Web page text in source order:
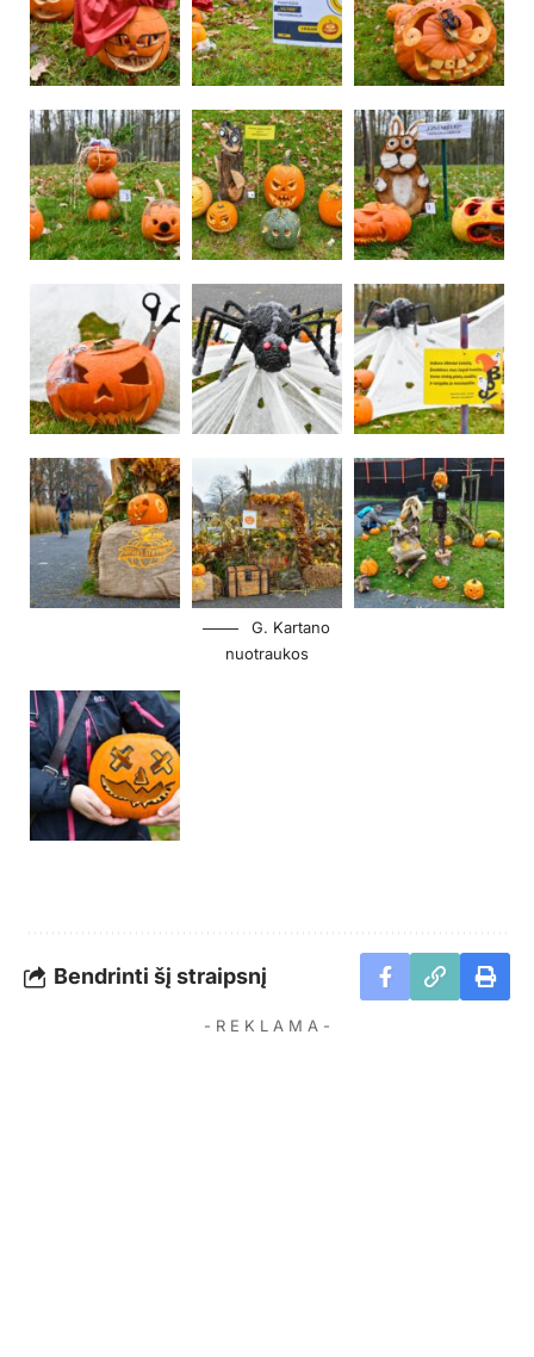
G. Kartano
nuotraukos
Bendrinti šį straipsnį
- R E K L A M A -